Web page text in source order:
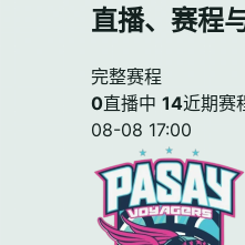
直播、赛程
完整赛程
0直播中 14近期赛
08-08 17:00